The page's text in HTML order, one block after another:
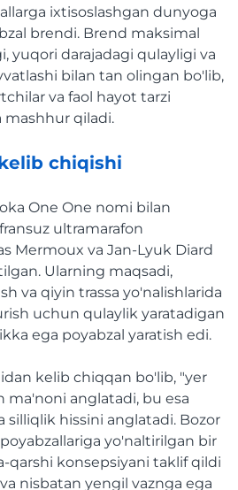
ixtisoslashgan dunyoga
brendi. Brend maksimal
yuqori darajadagi qulayligi va
bilan tan olingan bo'lib,
va faol hayot tarzi
mashhur qiladi.
chiqishi
One One nomi bilan
ultramarafon
Mermoux va Jan-Lyuk Diard
Ularning maqsadi,
va qiyin trassa yo'nalishlarida
uchun qulaylik yaratadigan
ega poyabzal yaratish edi.
kelib chiqqan bo'lib, "yer
ma'noni anglatadi, bu esa
silliqlik hissini anglatadi. Bozor
yo'naltirilgan bir
qarshi konsepsiyani taklif qildi
nisbatan yengil vaznga ega